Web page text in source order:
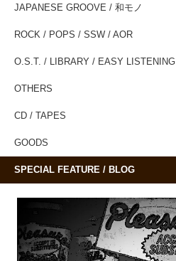
JAPANESE GROOVE / 和モノ
ROCK / POPS / SSW / AOR
O.S.T. / LIBRARY / EASY LISTENING
OTHERS
CD / TAPES
GOODS
SPECIAL FEATURE / BLOG